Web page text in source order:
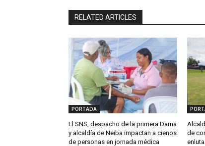
RELATED ARTICLES
PORTADA
El SNS, despacho de la primera Dama
y alcaldía de Neiba impactan a cienos
de personas en jornada médica
de